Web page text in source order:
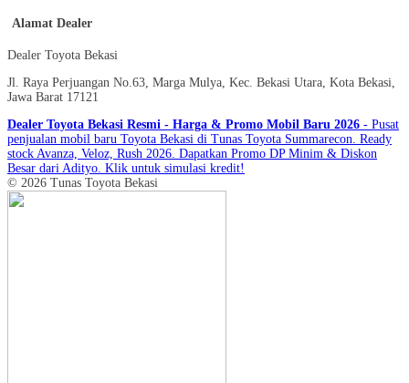
Alamat Dealer
Dealer Toyota Bekasi
Jl. Raya Perjuangan No.63, Marga Mulya, Kec. Bekasi Utara, Kota Bekasi,
Jawa Barat 17121
Dealer Toyota Bekasi Resmi - Harga & Promo Mobil Baru 2026 - Pusat
penjualan mobil baru Toyota Bekasi di Tunas Toyota Summarecon. Ready
stock Avanza, Veloz, Rush 2026. Dapatkan Promo DP Minim & Diskon
Besar dari Adityo. Klik untuk simulasi kredit!
© 2026 Tunas Toyota Bekasi